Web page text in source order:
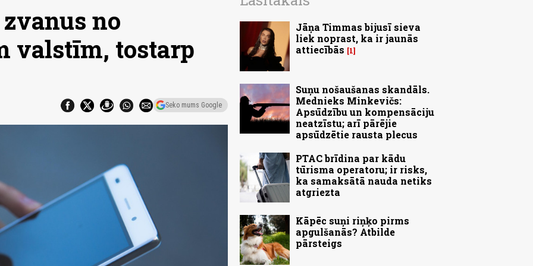
no
valstīm, tostarp
Seko mums Google
Jāņa Timmas bijusī sieva
liek noprast, ka ir jaunās
attiecībās
1
Suņu nošaušanas skandāls.
Mednieks Minkevičs:
Apsūdzību un kompensāciju
neatzīstu; arī pārējie
apsūdzētie rausta plecus
PTAC brīdina par kādu
tūrisma operatoru; ir risks,
ka samaksātā nauda netiks
atgriezta
Kāpēc suņi riņķo pirms
apgulšanās? Atbilde
pārsteigs